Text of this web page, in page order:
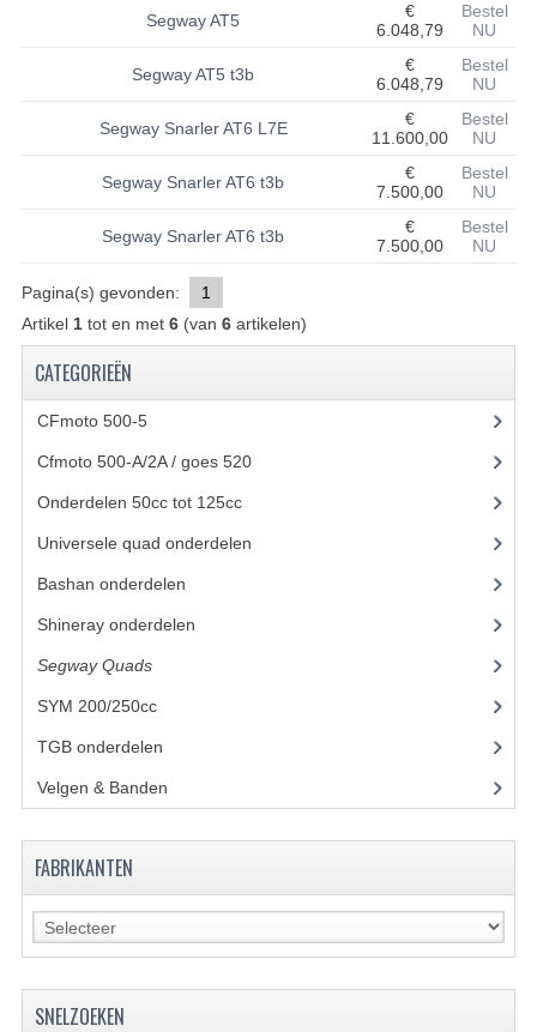
PLASTIC PARTS
VERLICHTING
ONDERDELEN 50CC TOT 125CC
UNIVERSELE QUAD ONDERDELEN
BASHAN ONDERDELEN
BASHAN 200S-7-200S-A
VERLICHTING
Segway AT5
€
6.048,79
Bestel
NU
Segway AT5 t3b
€
6.048,79
Bestel
NU
Segway Snarler AT6 L7E
€
11.600,00
Bestel
NU
Segway Snarler AT6 t3b
€
7.500,00
Bestel
NU
Segway Snarler AT6 t3b
€
7.500,00
Bestel
NU
Pagina(s) gevonden:
1
Artikel 1tot en met 6(van 6artikelen)
CATEGORIEËN
CFmoto 500-5(5)
Cfmoto 500-A/2A / goes 520(347)
Onderdelen 50cc tot 125cc(49)
Universele quad onderdelen
Bashan onderdelen
Shineray onderdelen
Segway Quads(6)
SYM 200/250cc(15)
TGB onderdelen
Velgen & Banden
FABRIKANTEN
SNELZOEKEN